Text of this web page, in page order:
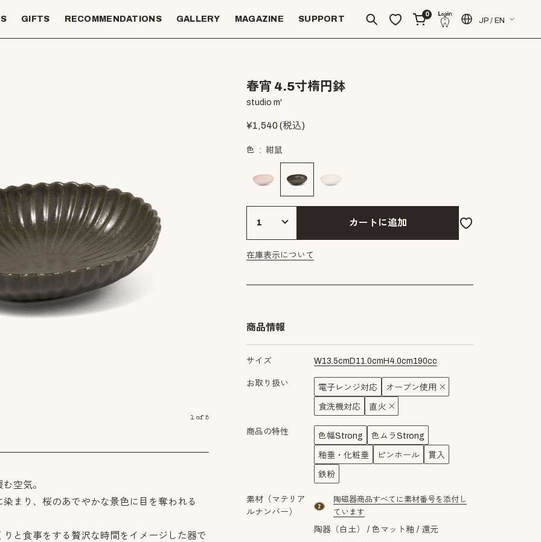
GIFTS RECOMMENDATIONS GALLERY MAGAZINE SUPPORT
0
JP / EN
1of 5
春宵 4.5寸楕円鉢
studio m'
¥1,540(税込)
色 紺鼠
カートに追加
在庫表示について
商品情報
サイズ W13.5cm D11.0cm H 4.0cm190cc
お取り扱い 電子レンジ対応 オーブン使用
食洗機対応 直火
商品の特性 色幅Strong 色ムラStrong
釉垂・化粧垂 ピンホール 貫入
鉄粉
素材（マテリア
ルナンバー）
material number2
陶磁器商品すべてに素材番号を添付し
ています
陶器（白土） 色マット釉
還元
空気。
まり、桜のあでやかな景色に目を奪われる
と食事をする贅沢な時間をイメージした器で